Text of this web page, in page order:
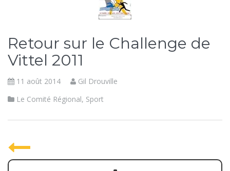
Retour sur le Challenge de
Vittel 2011
11 août 2014
Gil Drouville
Le Comité Régional, Sport
P
o